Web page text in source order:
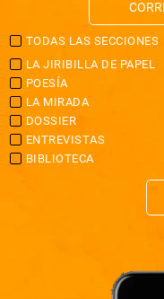
TODAS LAS SECCIONES
LA JIRIBILLA DE PAPEL
POESÍA
LA MIRADA
DOSSIER
ENTREVISTAS
BIBLIOTECA